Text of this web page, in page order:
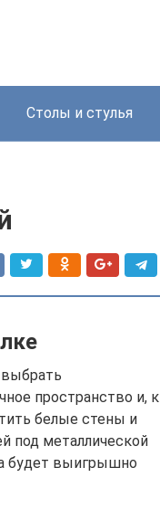
Столы и стулья
пространство и, к
белые стены и
под металлической
будет выигрышно